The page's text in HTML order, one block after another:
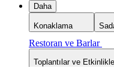
Daha
Konaklama
Restoran ve Barlar
Toplantılar ve